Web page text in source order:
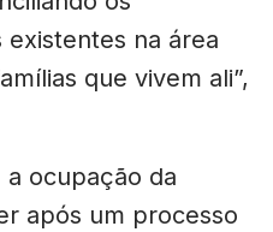
existentes na área
que vivem ali”,
ocupação da
após um processo